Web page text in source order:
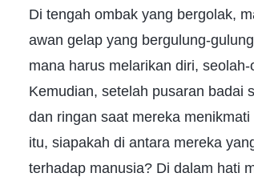
Di tengah ombak yang bergolak,
awan gelap yang bergulung-
mana harus melarikan diri,
Kemudian, setelah pusaran badai
dan ringan saat mereka
itu, siapakah di antara mereka
terhadap manusia? Di dalam hati